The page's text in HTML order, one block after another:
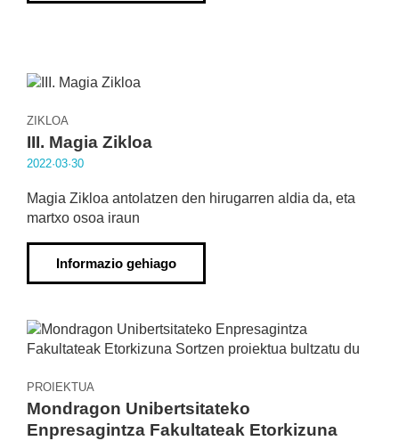
ZIKLOA
III. Magia Zikloa
2022·03·30
Magia Zikloa antolatzen den hirugarren aldia da, eta
martxo osoa iraun
Informazio gehiago
PROIEKTUA
Mondragon Unibertsitateko
Enpresagintza Fakultateak Etorkizuna